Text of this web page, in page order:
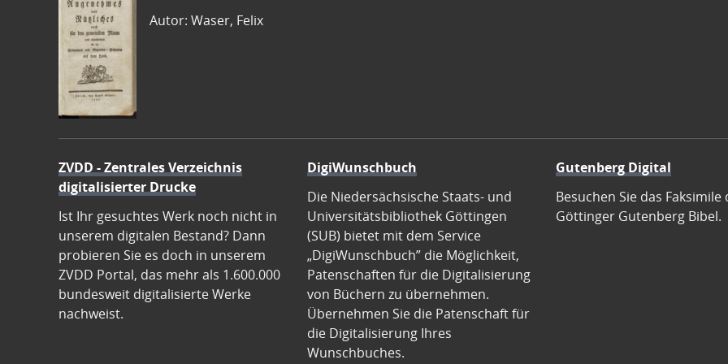
Autor: Waser, Felix
ZVDD - Zentrales Verzeichnis
digitalisierter Drucke
Ist Ihr gesuchtes Werk noch nicht in
unserem digitalen Bestand? Dann
probieren Sie es doch in unserem
ZVDD Portal, das mehr als 1.600.000
bundesweit digitalisierte Werke
nachweist.
DigiWunschbuch
Die Niedersächsische Staats- und
Universitätsbibliothek Göttingen
(SUB) bietet mit dem Service
„DigiWunschbuch” die Möglichkeit,
Patenschaften für die Digitalisierung
von Büchern zu übernehmen.
Übernehmen Sie die Patenschaft für
die Digitalisierung Ihres
Wunschbuches.
Gutenberg Digital
Besuchen Sie das Faksimile
Göttinger Gutenberg Bibel.